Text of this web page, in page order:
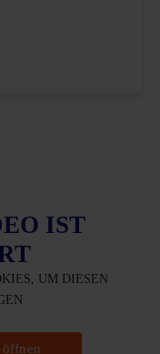
IST
UM DIESEN